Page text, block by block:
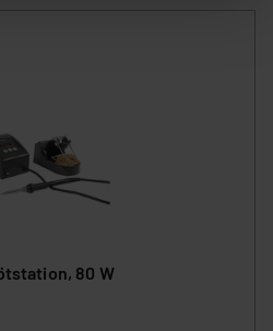
für die
bzw. die von Ihnen
(Art. 6 Abs.1a DSG-
Anbieter ist durch Klick auf
Einstellungen“ abrufbar. Sie
notwendiger Cookies
anpassen oder widerrufen.
80 W